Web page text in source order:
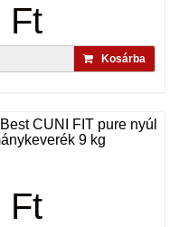
Ft
Kosárba
CUNI FIT pure nyúl
9 kg
Ft